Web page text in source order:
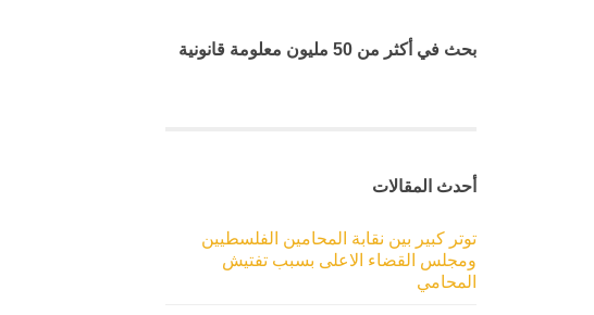
بحث في أكثر من 50 مليون معلومة قانونية
أحدث المقالات
توتر كبير بين نقابة المحامين الفلسطيين
ومجلس القضاء الاعلى بسبب تفتيش
المحامي